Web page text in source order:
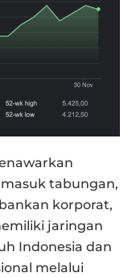
tabungan,
korporat,
jaringan
Indonesia dan
melalui